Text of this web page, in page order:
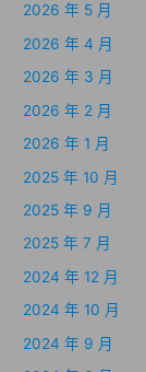
2026 年 5 月
2026 年 4 月
2026 年 3 月
2026 年 2 月
2026 年 1 月
2025 年 10 月
2025 年 9 月
2025 年 7 月
2024 年 12 月
2024 年 10 月
2024 年 9 月